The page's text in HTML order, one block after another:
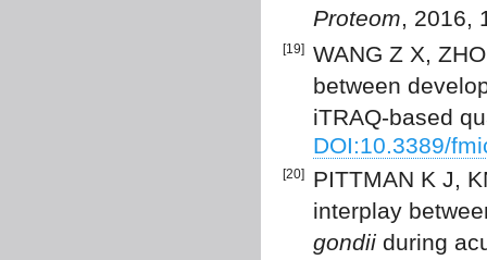
Proteom, 2016,
[19]
WANG Z X,
between
iTRAQ-based
DOI:10.3389/
[20]
PITTMAN K J,
interplay
gondii during